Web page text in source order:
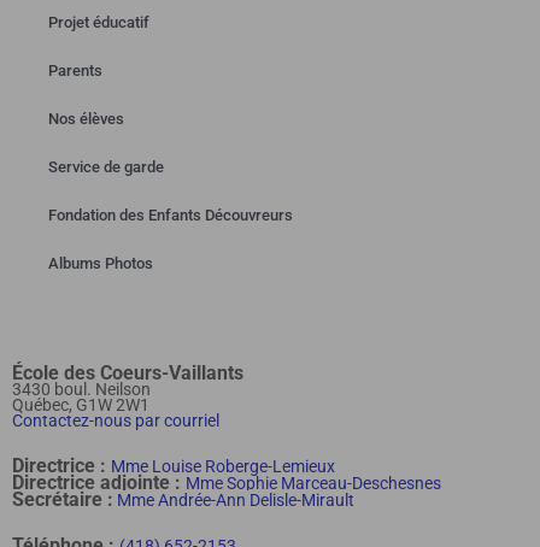
Projet éducatif
Parents
Nos élèves
Service de garde
Fondation des Enfants Découvreurs
Albums Photos
École des Coeurs-Vaillants
3430 boul. Neilson
Québec, G1W 2W1
Contactez-nous par courriel
Directrice : Mme Louise Roberge-Lemieux
Directrice adjointe : Mme Sophie Marceau-Deschesnes
Secrétaire : Mme Andrée-Ann Delisle-Mirault